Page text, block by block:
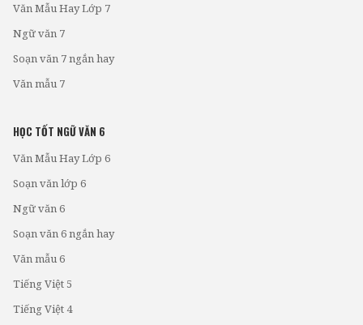
Văn Mẫu Hay Lớp 7
Ngữ văn 7
Soạn văn 7 ngắn hay
Văn mẫu 7
HỌC TỐT NGỮ VĂN 6
Văn Mẫu Hay Lớp 6
Soạn văn lớp 6
Ngữ văn 6
Soạn văn 6 ngắn hay
Văn mẫu 6
Tiếng Việt 5
Tiếng Việt 4